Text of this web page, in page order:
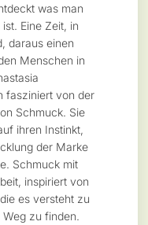
was man
Eine Zeit, in
daraus einen
Menschen in
fasziniert von der
Schmuck. Sie
ihren Instinkt,
der Marke
Schmuck mit
inspiriert von
es versteht zu
zu finden.